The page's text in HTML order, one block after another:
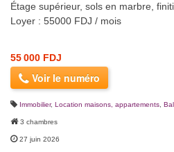
Étage supérieur, sols en marbre,
Loyer : 55000 FDJ / mois
55 000 FDJ
Voir le numéro
Immobilier, Location maisons, appartements
3 chambres
27 juin 2026